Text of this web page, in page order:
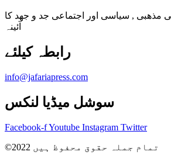
مذهبی , سیاسی اور اجتماعی جد و جهد کا
آئینہ
info@jafariapress.com​
سوشل میڈیا لنکس
Facebook-fYoutube Instagram Twitter
©2022 تمام جملہ حقوق محفوظ ہیں